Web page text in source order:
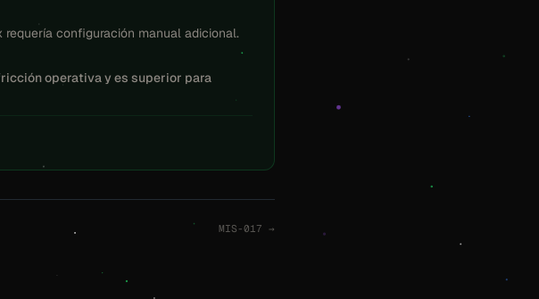
configuración manual adicional.
operativa y es superior para
MIS-017 →